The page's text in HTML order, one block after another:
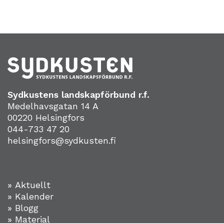
Sydkustens landskapförbund r.f.
Medelhavsgatan 14 A
00220 Helsingfors
044-733 47 20
helsingfors@sydkusten.fi
» Aktuellt
» Kalender
» Blogg
» Material